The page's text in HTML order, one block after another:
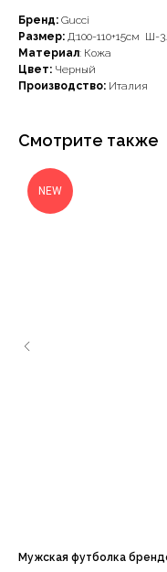
Бренд: Gucci
Размер: Д:100-110+15см Ш-
Материал: Кожа
Цвет: Черный
Производство: Италия
Смотрите также
NEW
Мужская футболкаВыгодная